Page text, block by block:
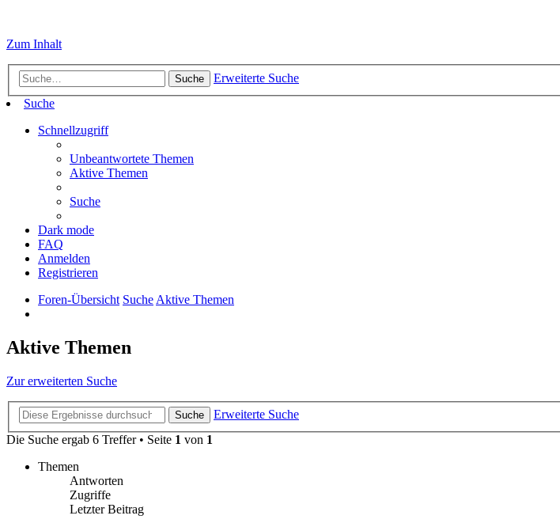
Zum Inhalt
Suche
Erweiterte Suche
Suche
Schnellzugriff
Unbeantwortete Themen
Aktive Themen
Suche
Dark mode
FAQ
Anmelden
Registrieren
Foren-Übersicht Suche Aktive Themen
Aktive Themen
Zur erweiterten Suche
Suche
Erweiterte Suche
Die Suche ergab 6 Treffer • Seite 1 von 1
Themen
Antworten
Zugriffe
Letzter Beitrag